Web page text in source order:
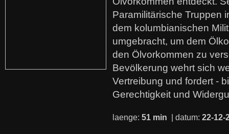
Paramilitärische Truppen
dem kolumbianischen
umgebracht, um dem
den Ölvorkommen zu
Bevölkerung wehrt sich
Vertreibung und fordert -
Gerechtigkeit und
laenge: 51 min | datum: 22-12-